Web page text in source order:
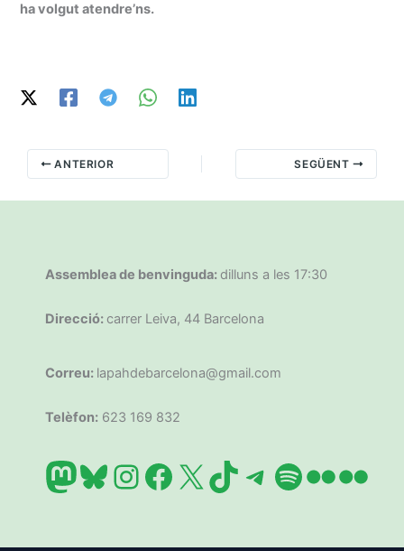
ha volgut atendre’ns.
ANTERIOR SEGÜENT
Assemblea de benvinguda: dilluns a les 17:30
Direcció: carrer Leiva, 44 Barcelona
Correu: lapahdebarcelona@gmail.com
Telèfon: 623 169 832
Mastodon
Bluesky
Instagram
Facebook
X TikTok
Telegram
Spotify
Flickr